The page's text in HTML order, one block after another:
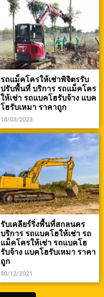
รถแม็คโครให้เช่าพิจิตรรับ
ปรับพื้นที่ บริการ รถแม็คโคร
ให้เช่า รถแบคโฮรับจ้าง แบค
โฮรับเหมา ราคาถูก
18/03/2023
รับเคลียร์ริ่งพื้นที่สกลนคร
บริการ รถแบคโฮให้เช่า รถ
แม็คโครให้เช่า รถแบคโฮ
รับจ้าง แบคโฮรับเหมา ราคา
ถูก
30/12/2021